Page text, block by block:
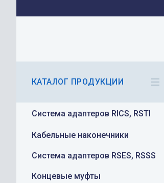
КАТАЛОГ ПРОДУКЦИИ
Система адаптеров RICS, RSTI
Кабельные наконечники
Система адаптеров RSES, RSSS
Концевые муфты